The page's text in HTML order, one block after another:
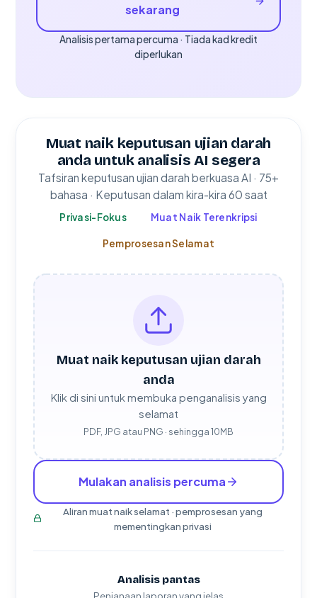
sekarang
Analisis pertama percuma · Tiada kad kredit
diperlukan
Muat naik keputusan ujian darah
anda untuk analisis AI segera
Tafsiran keputusan ujian darah berkuasa AI · 75+
bahasa · Keputusan dalam kira-kira 60 saat
Privasi-Fokus Muat Naik Terenkripsi
Pemprosesan Selamat
Muat naik keputusan ujian darah
anda
Klik di sini untuk membuka penganalisis yang
selamat
PDF, JPG atau PNG · sehingga 10MB
Mulakan analisis percuma
Aliran muat naik selamat · pemprosesan yang
mementingkan privasi
Analisis pantas
Penjanaan laporan yang jelas